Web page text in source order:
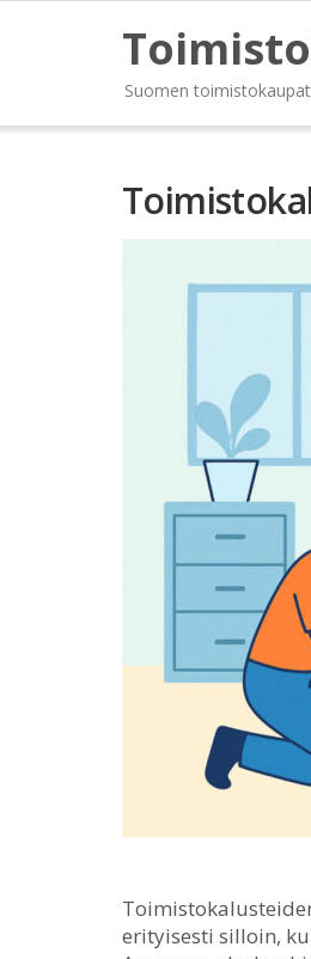
Suomen
erityisesti silloin,